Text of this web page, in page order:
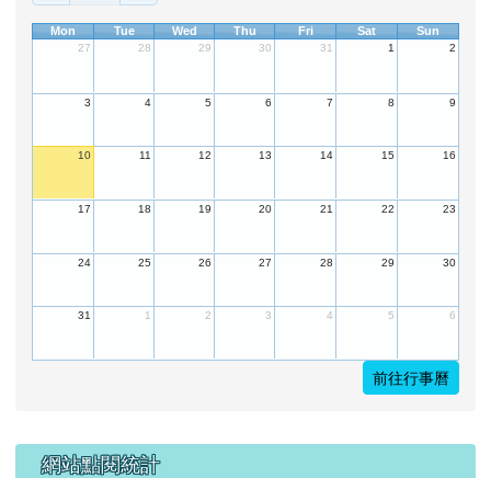
Mon Tue Wed Thu Fri Sat Sun
27 28 29 30 31 1 2
3 4 5 6 7 8 9
10 11 12 13 14 15 16
17 18 19 20 21 22 23
24 25 26 27 28 29 30
31 1 2 3 4 5 6
前往行事曆
下中左區域內容
網站點閱統計